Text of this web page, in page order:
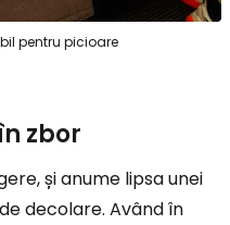
pentru picioare
zbor
și anume lipsa unei
decolare. Având în